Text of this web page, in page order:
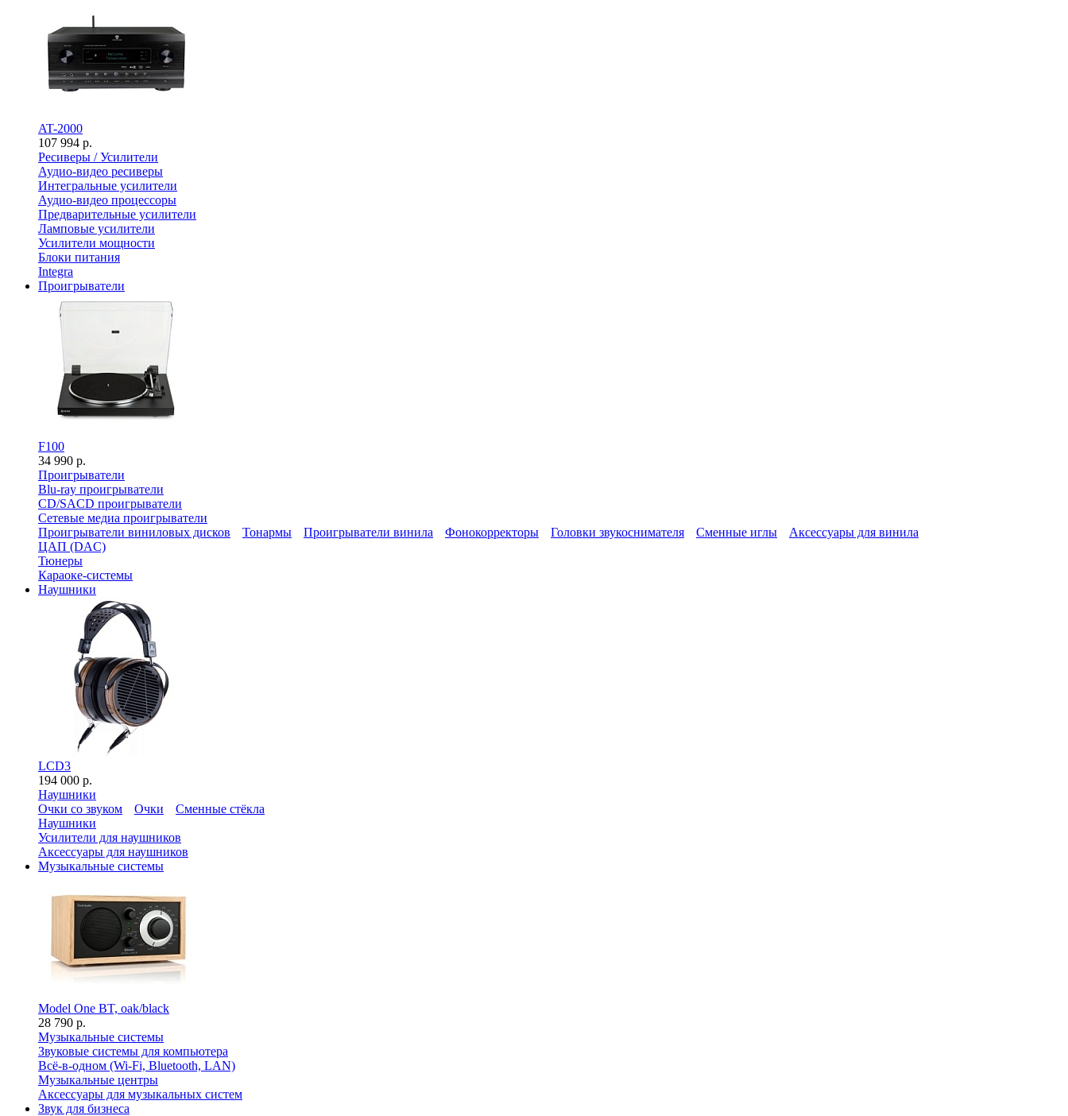
AT-2000
107 994 р.
Ресиверы / Усилители
Аудио-видео ресиверы
Интегральные усилители
Аудио-видео процессоры
Предварительные усилители
Ламповые усилители
Усилители мощности
Блоки питания
Integra
Проигрыватели
F100
34 990 р.
Проигрыватели
Blu-ray проигрыватели
CD/SACD проигрыватели
Сетевые медиа проигрыватели
Проигрыватели виниловых дисков
Тонармы Проигрыватели винила Фонокорректоры Головки звукоснимателя Сменные иглы
Аксессуары для винила
ЦАП (DAC)
Тюнеры
Караоке-системы
Наушники
LCD3
194 000 р.
Наушники
Очки со звуком
Очки
Сменные стёкла
Наушники
Усилители для наушников
Аксессуары для наушников
Музыкальные системы
Model One BT, oak/black
28 790 р.
Музыкальные системы
Звуковые системы для компьютера
Всё-в-одном (Wi-Fi, Bluetooth, LAN)
Музыкальные центры
Аксессуары для музыкальных систем
Звук для бизнеса